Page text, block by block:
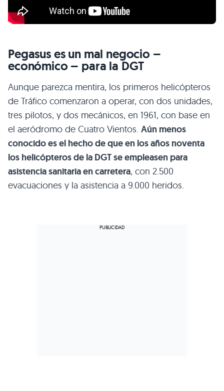
Pegasus es un mal negocio –
económico – para la DGT
Aunque parezca mentira, los primeros helicópteros
de Tráfico comenzaron a operar, con dos unidades,
tres pilotos, y dos mecánicos, en 1961, con base en
el aeródromo de Cuatro Vientos. Aún menos
conocido es el hecho de que en los años noventa
los helicópteros de la DGT se empleasen para
asistencia sanitaria en carretera, con 2.500
evacuaciones y la asistencia a 9.000 heridos.